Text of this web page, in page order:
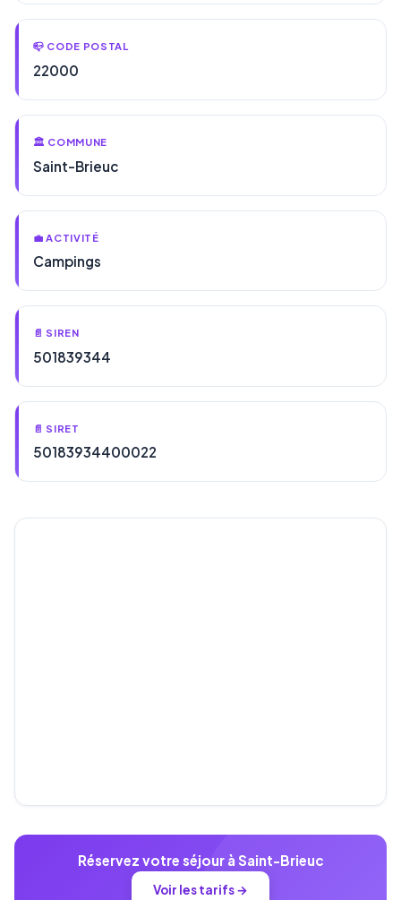
📪 CODE POSTAL
22000
🏛️ COMMUNE
Saint-Brieuc
💼 ACTIVITÉ
Campings
📄 SIREN
501839344
📄 SIRET
50183934400022
Réservez votre séjour à Saint-Brieuc
Voir les tarifs →